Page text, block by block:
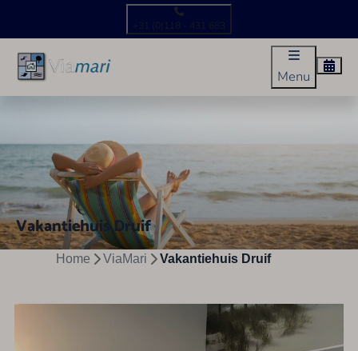
Menu
Vakantiehuis Druif
Home ViaMari Vakantiehuis Druif